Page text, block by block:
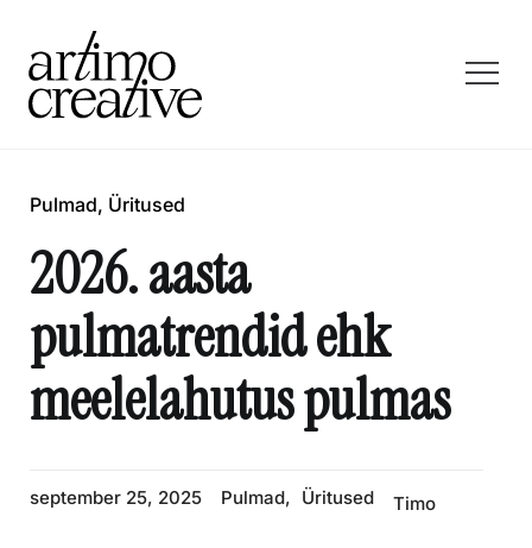
Pulmad, Üritused
2026. aasta
pulmatrendid ehk
meelelahutus pulmas
september 25, 2025 Pulmad, Üritused Timo